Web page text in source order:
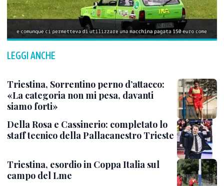
LEGGI ANCHE
Triestina, Sorrentino perno d’attacco:
«La categoria non mi pesa, davanti
siamo forti»
Della Rosa e Cassinerio: completato lo
staff tecnico della Pallacanestro Trieste
Triestina, esordio in Coppa Italia sul
campo del Lme